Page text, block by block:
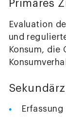
Primäres
Evaluation
und
Konsum, die